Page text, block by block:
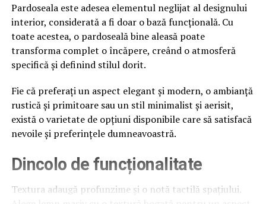
Pardoseala este adesea elementul neglijat al designului
interior, considerată a fi doar o bază funcțională. Cu
toate acestea, o pardoseală bine aleasă poate
transforma complet o încăpere, creând o atmosferă
specifică și definind stilul dorit.
Fie că preferați un aspect elegant și modern, o ambianță
rustică și primitoare sau un stil minimalist și aerisit,
există o varietate de opțiuni disponibile care să satisfacă
nevoile și preferințele dumneavoastră.
Dincolo de funcționalitate
Textura adaugă profunzime și o notă tactilă spațiului.